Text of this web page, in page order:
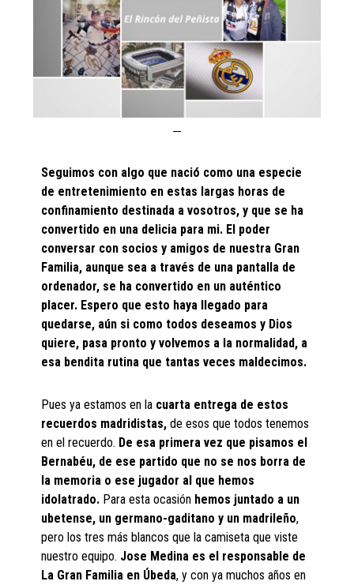
Seguimos con algo que nació como una especie
de entretenimiento en estas largas horas de
confinamiento destinada a vosotros, y que se ha
convertido en una delicia para mi. El poder
conversar con socios y amigos de nuestra Gran
Familia, aunque sea a través de una pantalla de
ordenador, se ha convertido en un auténtico
placer. Espero que esto haya llegado para
quedarse, aún si como todos deseamos y Dios
quiere, pasa pronto y volvemos a la normalidad, a
esa bendita rutina que tantas veces maldecimos.
Pues ya estamos en la cuarta entrega de estos
recuerdos madridistas, de esos que todos tenemos
en el recuerdo. De esa primera vez que pisamos el
Bernabéu, de ese partido que no se nos borra de
la memoria o ese jugador al que hemos
idolatrado. Para esta ocasión hemos juntado a un
ubetense, un germano-gaditano y un madrileño,
pero los tres más blancos que la camiseta que viste
nuestro equipo. Jose Medina es el responsable de
La Gran Familia en Úbeda, y con ya muchos años en